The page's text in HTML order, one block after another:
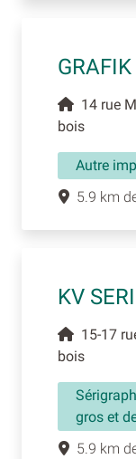
14 rue
bois
Autre
5.9 km
KV
15-17
bois
gros et
5.9 km